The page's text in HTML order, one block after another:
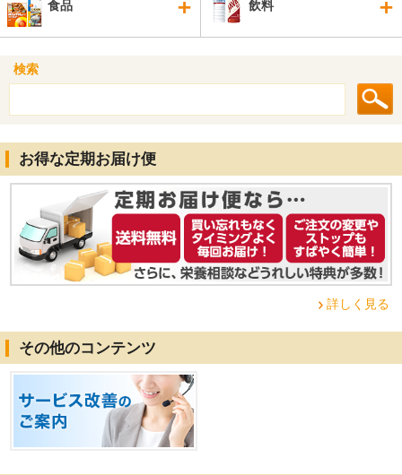
食品 飲料
検索
お得な定期お届け便
詳しく見る
その他のコンテンツ